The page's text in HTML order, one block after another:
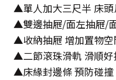
▲單人加大三尺半 床
▲雙邊抽屜/面左抽屜/
▲收納抽屜 增加置物空
▲二節滾珠滑軌 滑順
▲床緣封邊條 預防碰撞